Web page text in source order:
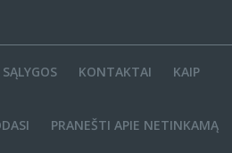
KONTAKTAI KAIP
PRANEŠTI APIE NETINKAMĄ